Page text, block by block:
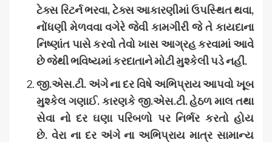
ટેક્સ રિટર્ન ભરવા,ટેક્સ આકારણીમાં ઉપસ્થિત થવા,
નોંધણી મેળવવા વગેરે જેવી કામગીરી જે તે કાયદાના
નિષ્ણાંત પાસે કરવો તેવો ખાસ આગ્રહ કરવામાં આવે
છે જેથી ભવિષ્યમાં કરદાતાને મોટી મુશ્કેલી પડે નહીં.
જી.એસ.ટી.અંગેનાદર વિષેઅભિપ્રાયઆપવોખૂબ
મુશ્કેલગણાઈ.કારણકેજી.એસ.ટી.હેઠળમાલતથા
સેવા નો દર ઘણા પરિબળો પર નિર્ભર કરતો હોય
છે. વેરા ના દર અંગે ના અભિપ્રાય માત્ર સામાન્ય